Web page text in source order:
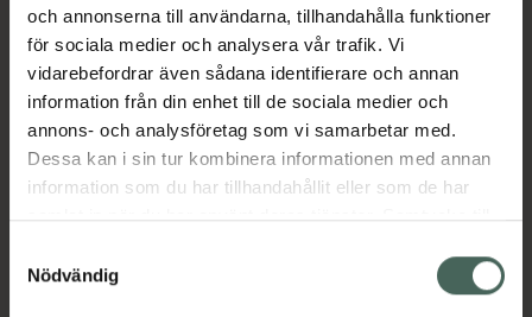
och annonserna till användarna, tillhandahålla funktioner
för sociala medier och analysera vår trafik. Vi
vidarebefordrar även sådana identifierare och annan
information från din enhet till de sociala medier och
annons- och analysföretag som vi samarbetar med.
Dessa kan i sin tur kombinera informationen med annan
information som du har tillhandahållit eller som de har
samlat in när du har använt deras tjänster. Samtycke till
återkalla ditt samtycke via webbplatsens
cookieinställningar. Ett återkallat samtycke påverkar inte
Nödvändig
Beskrivning
Läs alltid bipacksedeln innan
användning.